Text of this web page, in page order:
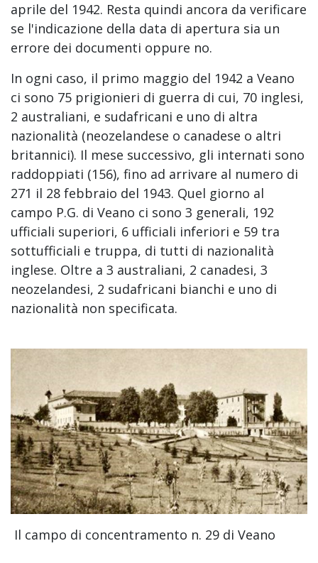
aprile del 1942. Resta quindi ancora da verificare
se l'indicazione della data di apertura sia un
errore dei documenti oppure no.
In ogni caso, il primo maggio del 1942 a Veano
ci sono 75 prigionieri di guerra di cui, 70 inglesi,
2 australiani, e sudafricani e uno di altra
nazionalità (neozelandese o canadese o altri
britannici). Il mese successivo, gli internati sono
raddoppiati (156), fino ad arrivare al numero di
271 il 28 febbraio del 1943. Quel giorno al
campo P.G. di Veano ci sono 3 generali, 192
ufficiali superiori, 6 ufficiali inferiori e 59 tra
sottufficiali e truppa, di tutti di nazionalità
inglese. Oltre a 3 australiani, 2 canadesi, 3
neozelandesi, 2 sudafricani bianchi e uno di
nazionalità non specificata.
Il campo di concentramento n. 29 di Veano